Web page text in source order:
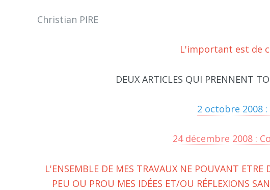
Christian PIRE
L'important est de
DEUX ARTICLES QUI PRENNENT
2 octobre 2008
24 décembre 2008 :
L'ENSEMBLE DE MES TRAVAUX NE POUVANT
PEU OU PROU MES IDÉES ET/OU RÉFLEXIONS